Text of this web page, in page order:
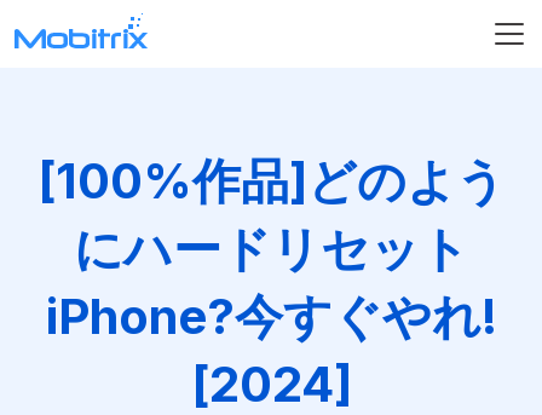
[100%作品]どのよう
にハードリセット
iPhone?今すぐやれ!
[2024]